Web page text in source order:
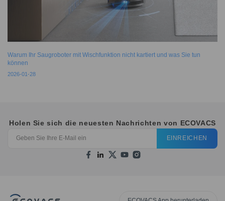
Warum Ihr Saugroboter mit Wischfunktion nicht kartiert und was Sie tun
können
2026-01-28
Holen Sie sich die neuesten Nachrichten von ECOVACS
EINREICHEN